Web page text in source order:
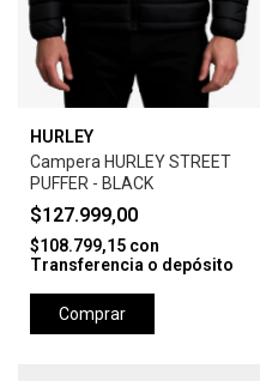
HURLEY
Campera HURLEY STREET
PUFFER - BLACK
$127.999,00
$108.799,15 con
Transferencia o depósito
Comprar